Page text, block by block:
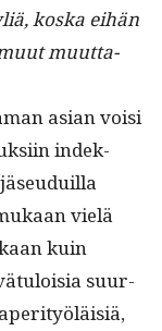
kos­ka eihän
muut­ta­
asian voisi
indek­
vielä
kuin
suur­